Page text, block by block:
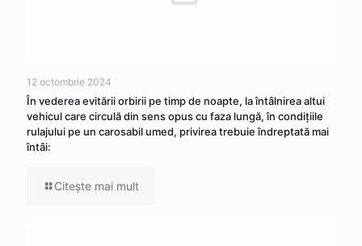
12 octombrie 2024
În vederea evitării orbirii pe timp de noapte, la întâlnirea altui
vehicul care circulă din sens opus cu faza lungă, în condițiile
rulajului pe un carosabil umed, privirea trebuie îndreptată mai
întâi:
Citeşte mai mult